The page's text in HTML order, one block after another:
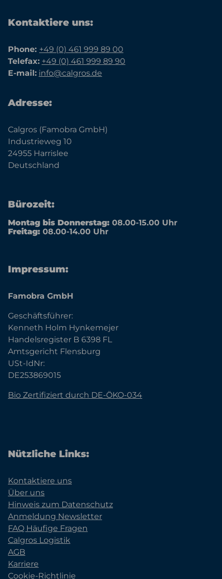
Kontaktiere uns:
Phone: +49 (0) 461 999 89 00
Telefax: +49 (0) 461 999 89 90
E-mail: info@calgros.de
Adresse:
Calgros (Famobra GmbH)
Industrieweg 10
24955 Harrislee
Deutschland
Bürozeit:
Montag bis Donnerstag: 08.00-15.00 Uhr
Freitag: 08.00-14.00 Uhr
Impressum:
Famobra GmbH
Geschäftsführer:
Kenneth Holm Hynkemejer
Handelsregister B 6398 FL
Amtsgericht Flensburg
USt-IdNr:
DE253869015
Bio Zertifiziert durch DE-ÖKO-034
Nützliche Links:
Kontaktiere uns
Über uns
Hinweis zum Datenschutz
Anmeldung Newsletter
FAQ Häufige Fragen
Calgros Logistik
AGB
Karriere
Cookie-Richtlinie